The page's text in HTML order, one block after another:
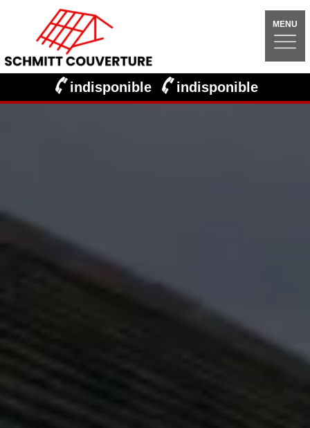
MENU
indisponible indisponible